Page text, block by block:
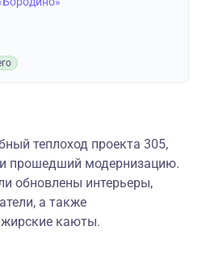
теплоход проекта 305,
прошедший модернизацию.
обновлены интерьеры,
а также
каюты.